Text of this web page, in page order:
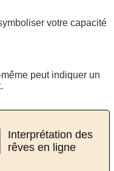
votre capacité
peut indiquer un
Interprétation des
rêves en ligne